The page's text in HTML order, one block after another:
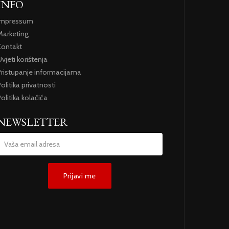
korištenja
informacijama
privatnosti
kolačića